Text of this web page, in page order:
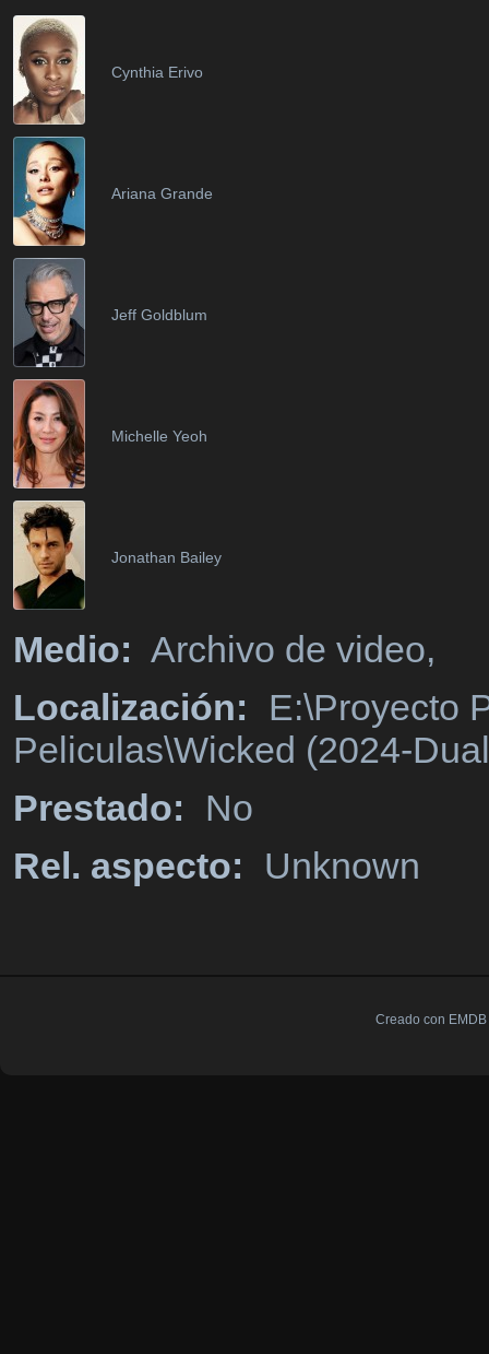
Cynthia Erivo
Ariana Grande
Jeff Goldblum
Michelle Yeoh
Jonathan Bailey
Medio: Archivo de video,
Localización:
E:\Proyecto
Peliculas\Wicked (2024-
Prestado:
No
Rel. aspecto:
Unknown
Creado con